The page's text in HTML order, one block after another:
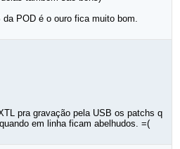
POD é o ouro fica muito bom.
pra gravação pela USB os patchs q
em linha ficam abelhudos. =(